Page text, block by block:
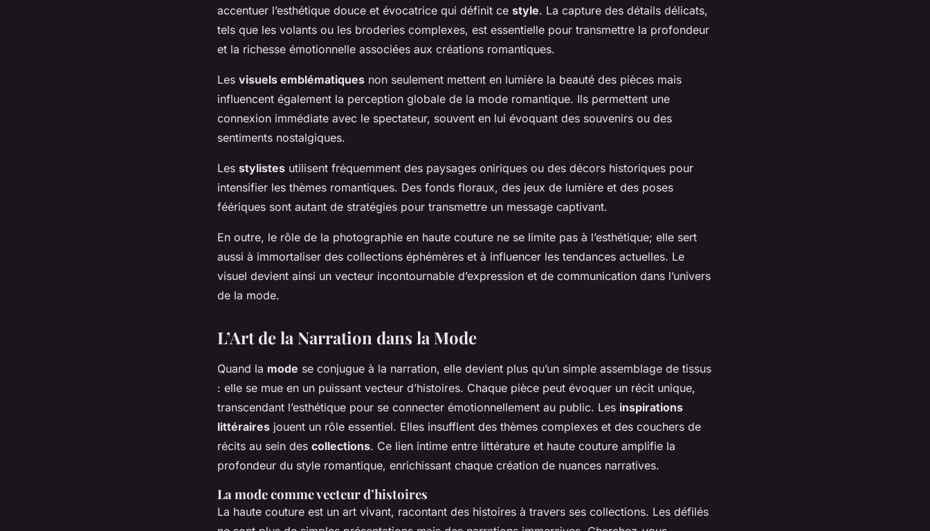
accentuer l’esthétique douce et évocatrice qui définit ce style. La capture des détails délicats,
tels que les volants ou les broderies complexes, est essentielle pour transmettre la profondeur
et la richesse émotionnelle associées aux créations romantiques.
Les visuels emblématiques non seulement mettent en lumière la beauté des pièces mais
influencent également la perception globale de la mode romantique. Ils permettent une
connexion immédiate avec le spectateur, souvent en lui évoquant des souvenirs ou des
sentiments nostalgiques.
Les stylistes utilisent fréquemment des paysages oniriques ou des décors historiques pour
intensifier les thèmes romantiques. Des fonds floraux, des jeux de lumière et des poses
féériques sont autant de stratégies pour transmettre un message captivant.
En outre, le rôle de la photographie en haute couture ne se limite pas à l’esthétique; elle sert
aussi à immortaliser des collections éphémères et à influencer les tendances actuelles. Le
visuel devient ainsi un vecteur incontournable d’expression et de communication dans l’univers
de la mode.
L’Art de la Narration dans la Mode
Quand la mode se conjugue à la narration, elle devient plus qu’un simple assemblage de tissus
: elle se mue en un puissant vecteur d’histoires. Chaque pièce peut évoquer un récit unique,
transcendant l’esthétique pour se connecter émotionnellement au public. Les inspirations
littéraires jouent un rôle essentiel. Elles insufflent des thèmes complexes et des couchers de
récits au sein des collections. Ce lien intime entre littérature et haute couture amplifie la
profondeur du style romantique, enrichissant chaque création de nuances narratives.
La mode comme vecteur d’histoires
La haute couture est un art vivant, racontant des histoires à travers ses collections. Les défilés